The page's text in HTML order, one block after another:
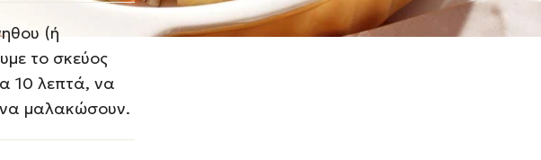
(ή
το σκεύος
10 λεπτά, να
να μαλακώσουν.